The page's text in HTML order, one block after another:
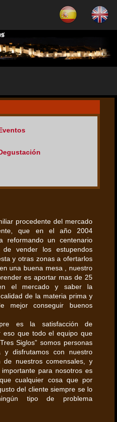
procedente del mercado
que en el año 2004
reformando un centenario
vender los estupendos
y otras zonas a ofertarlos
una buena mesa , nuestro
es aportar mas de 25
el mercado y saber la
de la materia prima y
mejor conseguir buenos
es la satisfacción de
eso que todo el equipo que
Siglos” somos personas
disfrutamos con nuestro
nuestros comensales, y
para nosotros es
cualquier cosa que por
del cliente siempre se lo
tipo de problema